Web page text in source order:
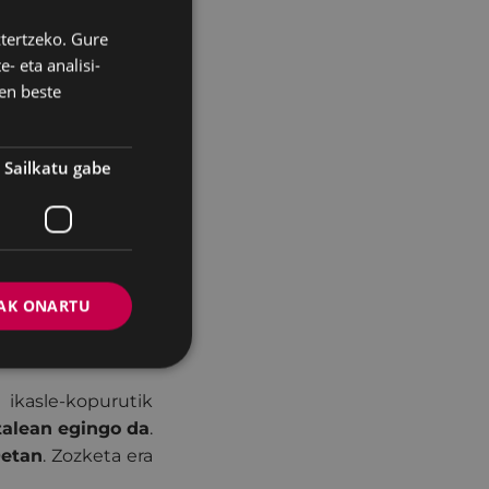
beharko da
dira eta
ezarritako
orrian emango
gainditzen
guztiak
kopurutik
egingo da.
. Zozketa era
BASQUE
SPANISH
Gure
eta analisi-
beste
Sailkatu gabe
ONARTU